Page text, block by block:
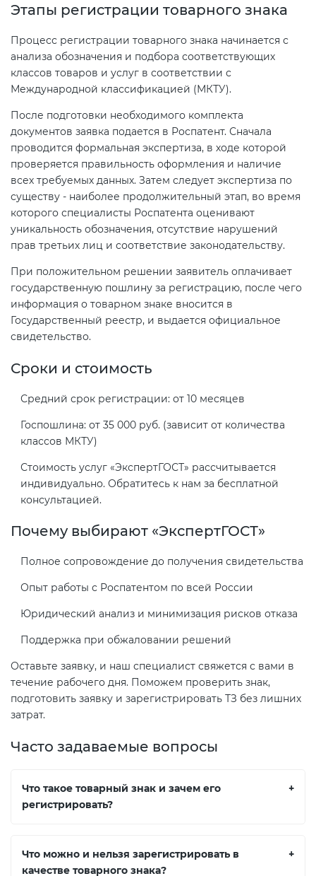
Этапы регистрации товарного знака
Процесс регистрации товарного знака начинается с
анализа обозначения и подбора соответствующих
классов товаров и услуг в соответствии с
Международной классификацией (МКТУ).
После подготовки необходимого комплекта
документов заявка подается в Роспатент. Сначала
проводится формальная экспертиза, в ходе которой
проверяется правильность оформления и наличие
всех требуемых данных. Затем следует экспертиза по
существу - наиболее продолжительный этап, во время
которого специалисты Роспатента оценивают
уникальность обозначения, отсутствие нарушений
прав третьих лиц и соответствие законодательству.
При положительном решении заявитель оплачивает
государственную пошлину за регистрацию, после чего
информация о товарном знаке вносится в
Государственный реестр, и выдается официальное
свидетельство.
Сроки и стоимость
Средний срок регистрации: от 10 месяцев
Госпошлина: от 35 000 руб. (зависит от количества
классов МКТУ)
Стоимость услуг «ЭкспертГОСТ» рассчитывается
индивидуально. Обратитесь к нам за бесплатной
консультацией.
Почему выбирают «ЭкспертГОСТ»
Полное сопровождение до получения свидетельства
Опыт работы с Роспатентом по всей России
Юридический анализ и минимизация рисков отказа
Поддержка при обжаловании решений
Оставьте заявку, и наш специалист свяжется с вами в
течение рабочего дня. Поможем проверить знак,
подготовить заявку и зарегистрировать ТЗ без лишних
затрат.
Часто задаваемые вопросы
Что такое товарный знак и зачем его
регистрировать?
+
Что можно и нельзя зарегистрировать в
качестве товарного знака?
+